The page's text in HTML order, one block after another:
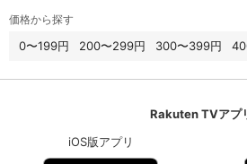
価格から探す
0〜199円 200〜299円 300〜399円
Rakuten TVアプ
iOS版アプリ